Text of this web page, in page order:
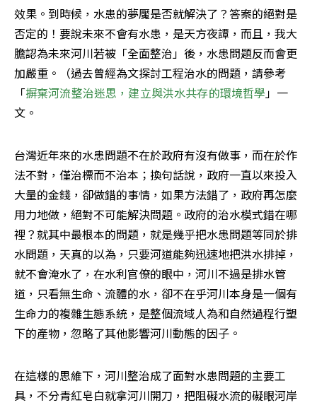
效果。到時候，水患的夢魘是否就解決了？答案的絕對是
否定的！要說未來不會有水患，是天方夜譚，而且，我大
膽認為未來河川若被「全面整治」後，水患問題反而會更
加嚴重。（過去曾經為文探討工程治水的問題，請參考
「摒棄河流整治迷思，建立與洪水共存的環境哲學」一
文。
台灣近年來的水患問題不在於政府有沒有做事，而在於作
法不對，僅治標而不治本；換句話說，政府一直以來投入
大量的金錢，卻做錯的事情，如果方法錯了，政府再怎麼
用力地做，絕對不可能解決問題。政府的治水模式錯在哪
裡？就其中最根本的問題，就是幾乎把水患問題等同於排
水問題，天真的以為，只要河道能夠迅速地把洪水排掉，
就不會淹水了，在水利官僚的眼中，河川不過是排水管
道，只看無生命、流體的水，卻不在乎河川本身是一個有
生命力的複雜生態系統，是整個流域人為和自然過程行塑
下的產物，忽略了其他影響河川動態的因子。
在這樣的思維下，河川整治成了面對水患問題的主要工
具，不分青紅皂白就拿河川開刀，把阻礙水流的礙眼河岸